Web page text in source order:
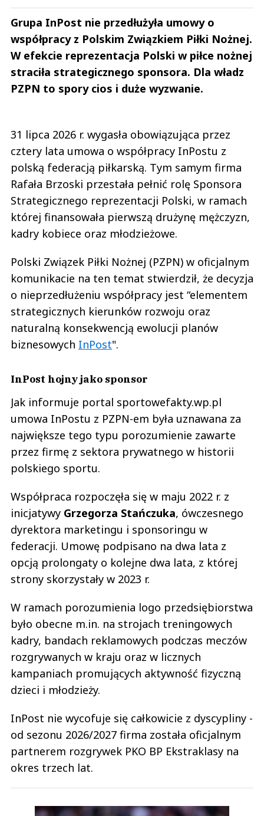
Grupa InPost nie przedłużyła umowy o
współpracy z Polskim Związkiem Piłki Nożnej.
W efekcie reprezentacja Polski w piłce nożnej
straciła strategicznego sponsora. Dla władz
PZPN to spory cios i duże wyzwanie.
31 lipca 2026 r. wygasła obowiązująca przez
cztery lata umowa o współpracy InPostu z
polską federacją piłkarską. Tym samym firma
Rafała Brzoski przestała pełnić rolę Sponsora
Strategicznego reprezentacji Polski, w ramach
której finansowała pierwszą drużynę mężczyzn,
kadry kobiece oraz młodzieżowe.
Polski Związek Piłki Nożnej (PZPN) w oficjalnym
komunikacie na ten temat stwierdził, że decyzja
o nieprzedłużeniu współpracy jest “elementem
strategicznych kierunków rozwoju oraz
naturalną konsekwencją ewolucji planów
biznesowych InPost".
InPost hojny jako sponsor
Jak informuje portal sportowefakty.wp.pl
umowa InPostu z PZPN-em była uznawana za
największe tego typu porozumienie zawarte
przez firmę z sektora prywatnego w historii
polskiego sportu.
Współpraca rozpoczęła się w maju 2022 r. z
inicjatywy Grzegorza Stańczuka, ówczesnego
dyrektora marketingu i sponsoringu w
federacji. Umowę podpisano na dwa lata z
opcją prolongaty o kolejne dwa lata, z której
strony skorzystały w 2023 r.
W ramach porozumienia logo przedsiębiorstwa
było obecne m.in. na strojach treningowych
kadry, bandach reklamowych podczas meczów
rozgrywanych w kraju oraz w licznych
kampaniach promujących aktywność fizyczną
dzieci i młodzieży.
InPost nie wycofuje się całkowicie z dyscypliny -
od sezonu 2026/2027 firma została oficjalnym
partnerem rozgrywek PKO BP Ekstraklasy na
okres trzech lat.